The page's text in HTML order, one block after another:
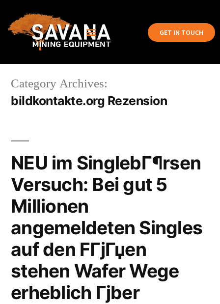
GET IN TOUCH
Category Archives:
bildkontakte.org Rezension
NEU im SinglebГ¶rsen
Versuch: Bei gut 5
Millionen
angemeldeten Singles
auf den FГјГџen
stehen Wafer Wege
erheblich Гјber